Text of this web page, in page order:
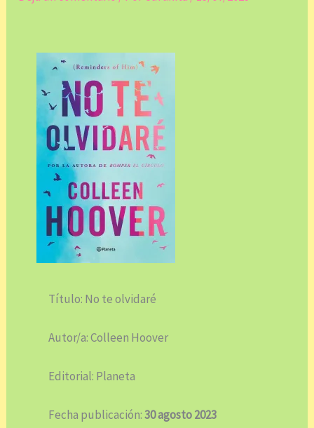
Título: No te olvidaré
Autor/a: Colleen Hoover
Editorial: Planeta
Fecha publicación:30 agosto 2023